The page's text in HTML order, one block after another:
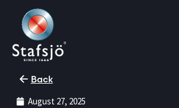
Back
August 27, 2025